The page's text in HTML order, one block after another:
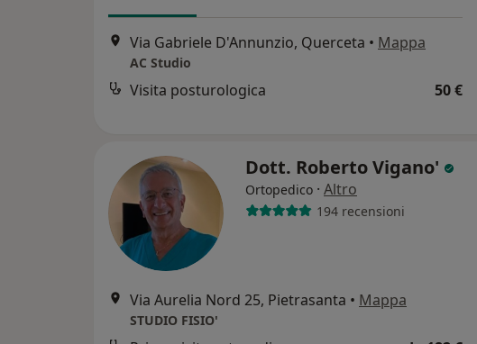
Via Gabriele D'Annunzio, Querceta • Mappa
AC Studio
Visita posturologica 50 €
Dott. Roberto Vigano'
Ortopedico · Altro
194 recensioni
Via Aurelia Nord 25, Pietrasanta • Mappa
STUDIO FISIO'